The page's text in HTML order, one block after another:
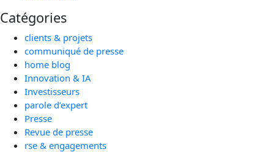
Catégories
clients & projets
communiqué de presse
home blog
Innovation & IA
Investisseurs
parole d’expert
Presse
Revue de presse
rse & engagements